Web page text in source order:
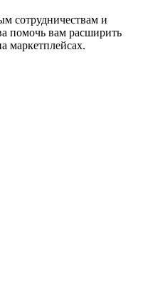
сотрудничествам и
помочь вам расширить
маркетплейсах.